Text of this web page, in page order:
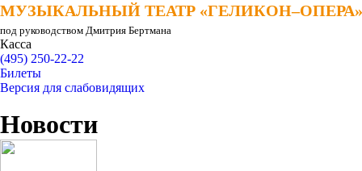
МУЗЫКАЛЬНЫЙ ТЕАТР «ГЕЛИКОН–ОПЕРА»
МУЗЫКАЛЬНЫЙ ТЕАТР «ГЕЛИКОН–ОПЕРА»
под руководством Дмитрия Бертмана
Касса
(495) 250-22-22
Билеты
Версия для слабовидящих
Новости